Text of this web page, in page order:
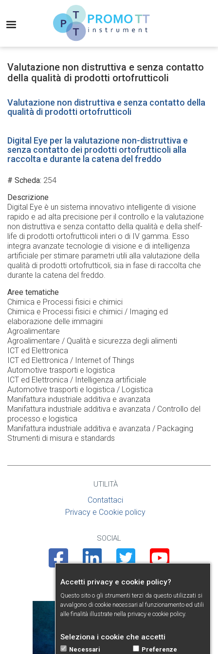
contenuto
Promo-
TT
Instrument
Valutazione non distruttiva e senza contatto
della qualità di prodotti ortofrutticoli
Valutazione non distruttiva e senza contatto della
qualità di prodotti ortofrutticoli
Digital Eye per la valutazione non-distruttiva e
senza contatto dei prodotti ortofrutticoli alla
raccolta e durante la catena del freddo
# Scheda 254
Descrizione
Digital Eye è un sistema innovativo intelligente di visione
rapido e ad alta precisione per il controllo e la valutazione
non distruttiva e senza contatto della qualità e della shelf-
life di prodotti ortofrutticoli interi o di IV gamma. Esso
integra avanzate tecnologie di visione e di intelligenza
artificiale per stimare parametri utili alla valutazione della
qualità di prodotti ortofrutticoli, sia in fase di raccolta che
durante la catena del freddo.
Aree tematiche
Chimica e Processi fisici e chimici
Chimica e Processi fisici e chimici / Imaging ed
elaborazione delle immagini
Agroalimentare
Agroalimentare / Qualità e sicurezza degli alimenti
ICT ed Elettronica
ICT ed Elettronica / Internet of Things
Automotive trasporti e logistica
ICT ed Elettronica / Intelligenza artificiale
Automotive trasporti e logistica / Logistica
Manifattura industriale additiva e avanzata
Manifattura industriale additiva e avanzata / Controllo del
processo e logistica
Manifattura industriale additiva e avanzata / Packaging
Strumenti di misura e standards
UTILITÀ
Contattaci
Privacy e Cookie policy
SOCIAL
FacebookLinkedin Twitter Youtube
PRESENTAZIONE
Accetti privacy e cookie policy?
Questo sito o gli strumenti terzi da questo utilizzati si
avvalgono di cookie necessari al funzionamento ed utili
alle finalità illustrate nella privacy e cookie policy.
Seleziona i cookie che accetti
Necessari Preferenze